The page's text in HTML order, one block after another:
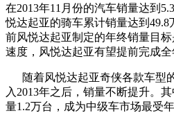
在2013年11月份的汽车销量达到
悦达起亚的骑车累计销量达到49.8
前风悦达起亚制定的年终销量目
速度，风悦达起亚有望提前完成全
随着风悦达起亚奇侠各款车型
入2013年之后，销量不断提升。
量1.2万台，成为中级车市场最受